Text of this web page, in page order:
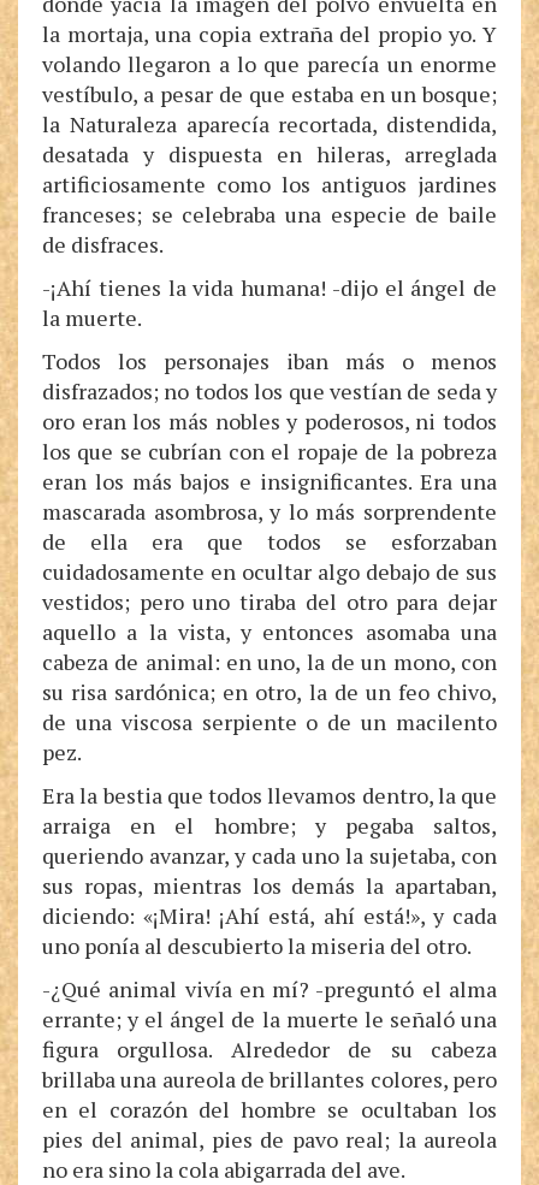
la mortaja, una copia extraña del propio yo. Y
volando llegaron a lo que parecía un enorme
vestíbulo, a pesar de que estaba en un bosque;
la Naturaleza aparecía recortada, distendida,
desatada y dispuesta en hileras, arreglada
artificiosamente como los antiguos jardines
franceses; se celebraba una especie de baile
de disfraces.
-¡Ahí tienes la vida humana! -dijo el ángel de
la muerte.
Todos los personajes iban más o menos
disfrazados; no todos los que vestían de seda y
oro eran los más nobles y poderosos, ni todos
los que se cubrían con el ropaje de la pobreza
eran los más bajos e insignificantes. Era una
mascarada asombrosa, y lo más sorprendente
de ella era que todos se esforzaban
cuidadosamente en ocultar algo debajo de sus
vestidos; pero uno tiraba del otro para dejar
aquello a la vista, y entonces asomaba una
cabeza de animal: en uno, la de un mono, con
su risa sardónica; en otro, la de un feo chivo,
de una viscosa serpiente o de un macilento
pez.
Era la bestia que todos llevamos dentro, la que
arraiga en el hombre; y pegaba saltos,
queriendo avanzar, y cada uno la sujetaba, con
sus ropas, mientras los demás la apartaban,
diciendo: «¡Mira! ¡Ahí está, ahí está!», y cada
uno ponía al descubierto la miseria del otro.
-¿Qué animal vivía en mí? -preguntó el alma
errante; y el ángel de la muerte le señaló una
figura orgullosa. Alrededor de su cabeza
brillaba una aureola de brillantes colores, pero
en el corazón del hombre se ocultaban los
pies del animal, pies de pavo real; la aureola
no era sino la cola abigarrada del ave.